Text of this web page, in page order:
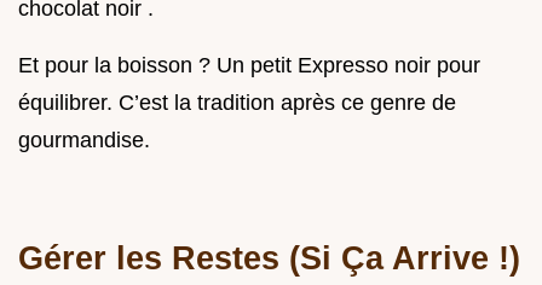
chocolat noir .
Et pour la boisson ? Un petit Expresso noir pour
équilibrer. C’est la tradition après ce genre de
gourmandise.
Gérer les Restes (Si Ça Arrive !)